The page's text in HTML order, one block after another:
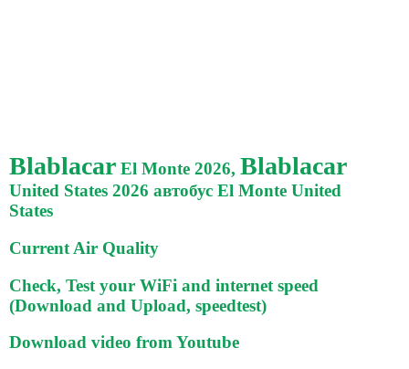
Blablacar El Monte 2026, Blablacar
United States 2026 автобус El Monte United
States
Current Air Quality
Check, Test your WiFi and internet speed
(Download and Upload, speedtest)
Download video from Youtube